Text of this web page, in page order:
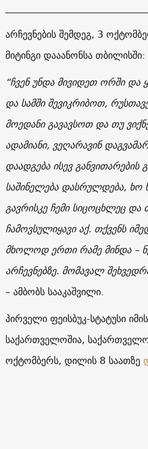
არჩევნების შემდეგ, 3
მიტინგი დააანონსა თბილისში:
“ჩვენ უნდა მივიდეთ ორში და
და სამში შევიკრიბოთ,
მოედანი გავავსოთ და თუ
ადამიანი, ვეღარავინ
დაადგება ისევ განვითარების
საშინელება დასრულდება,
გავრისკე ჩემი სიცოცხლეც
ჩამოვსულიყავი აქ. თქვენს
მხოლოდ ერთი რამე მინდა –
არჩევნებზე. მომავალ
– ამბობს სააკაშვილი.
პირველი ფეისბუკ-სტატუსი
საქართველოშია,
ოქტომბერს, დილის 8 საათზე